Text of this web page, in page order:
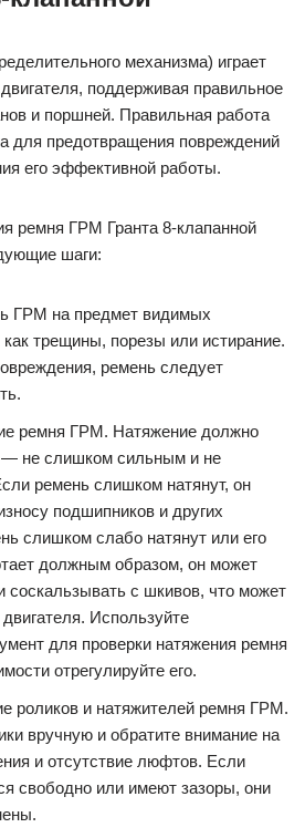
механизма) играет
поддерживая правильное
и поршней. Правильная работа
для предотвращения повреждений
его эффективной работы.
ремня ГРМ Гранта 8-клапанной
шаги:
ГРМ на предмет видимых
трещины, порезы или истирание.
ремень следует
ремня ГРМ. Натяжение должно
не слишком сильным и не
ремень слишком натянут, он
подшипников и других
слишком слабо натянут или его
должным образом, он может
соскальзывать с шкивов, что может
Используйте
для проверки натяжения ремня
отрегулируйте его.
роликов и натяжителей ремня ГРМ.
вручную и обратите внимание на
и отсутствие люфтов. Если
свободно или имеют зазоры, они